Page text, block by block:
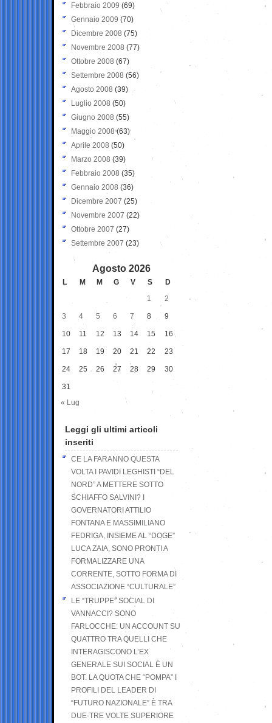
Febbraio 2009 (69)
Gennaio 2009 (70)
Dicembre 2008 (75)
Novembre 2008 (77)
Ottobre 2008 (67)
Settembre 2008 (56)
Agosto 2008 (39)
Luglio 2008 (50)
Giugno 2008 (55)
Maggio 2008(63)
Aprile 2008 (50)
Marzo 2008 (39)
Febbraio 2008 (35)
Gennaio 2008 (36)
Dicembre 2007 (25)
Novembre 2007 (22)
Ottobre 2007 (27)
Settembre 2007 (23)
Agosto 2026
L M M G V S
D
1
2
3 4 5 6 7 8 9
10 11 12 13 14 15 16
17 18 19 20 21 22 23
24 25 26 27 28 29 30
31
« Lug
Leggi gli ultimi articoli
inseriti
CE LA FARANNO QUESTA
VOLTA I PAVIDI LEGHISTI “DEL
NORD” A METTERE SOTTO
SCHIAFFO SALVINI? I
GOVERNATORI ATTILIO
FONTANA E MASSIMILIANO
FEDRIGA, INSIEME AL “DOGE”
LUCA ZAIA, SONO PRONTI A
FORMALIZZARE UNA
CORRENTE, SOTTO FORMA DI
ASSOCIAZIONE “CULTURALE”
LE “TRUPPE” SOCIAL DI
VANNACCI? SONO
FARLOCCHE: UN ACCOUNT SU
QUATTRO TRA QUELLI CHE
INTERAGISCONO L’EX
GENERALE SUI SOCIAL È UN
BOT. LA QUOTA CHE “POMPA” I
PROFILI DEL LEADER DI
“FUTURO NAZIONALE” È TRA
DUE-TRE VOLTE SUPERIORE